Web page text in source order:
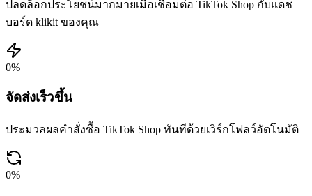
ปลดล็อกประโยชน์มากมายเมื่อเชื่อมต่อ TikTok Shop กับแดช
บอร์ด klikit ของคุณ
0%
จัดส่งเร็วขึ้น
ประมวลผลคำสั่งซื้อ TikTok Shop ทันทีด้วยเวิร์กโฟลว์อัตโนมัติ
0%